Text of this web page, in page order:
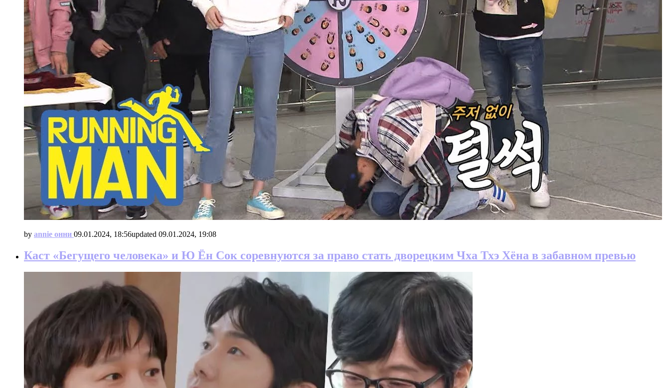
by annie онни 09.01.2024, 18:56updated 09.01.2024, 19:08
Каст «Бегущего человека» и Ю Ён Сок соревнуются за право стать дворецким Чха Тхэ Хёна в забавном превью